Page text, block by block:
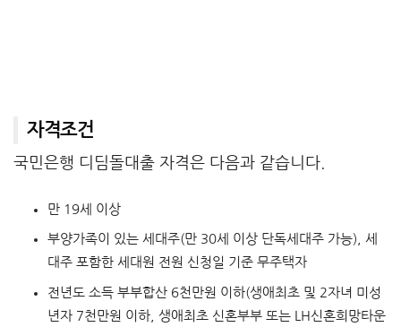
자격조건
국민은행 디딤돌대출 자격은 다음과 같습니다.
만 19세 이상
부양가족이 있는 세대주(만 30세 이상 단독세대주 가능), 세
대주 포함한 세대원 전원 신청일 기준 무주택자
전년도 소득 부부합산 6천만원 이하(생애최초 및 2자녀 미성
년자 7천만원 이하, 생애최초 신혼부부 또는 LH신혼희망타운